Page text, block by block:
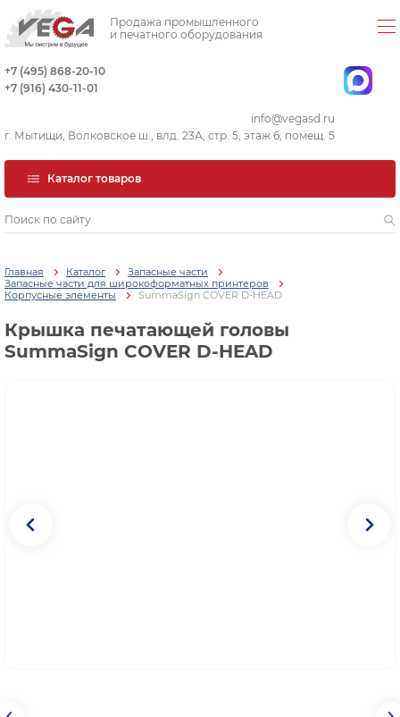
Продажа промышленного
и печатного оборудования
+7 (495) 868-20-10
+7 (916) 430-11-01
info@vegasd.ru
г. Мытищи, Волковское ш., влд. 23А, стр. 5, этаж 6, помещ. 5
Каталог товаров
Главная Каталог
Запасные части
Запасные части для широкоформатных принтеров
Корпусные элементы
SummaSign COVER D-HEAD
Крышка печатающей головы
SummaSign COVER D-HEAD